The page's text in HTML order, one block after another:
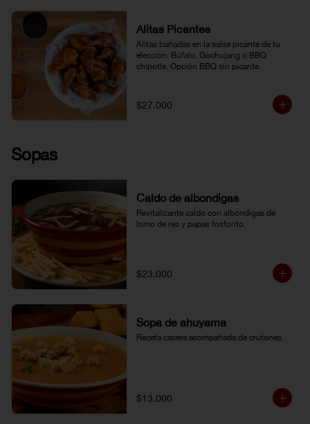
Alitas Picantes
Alitas bañadas en la salsa picante de tu
elección: Búfalo, Gochujang o BBQ
chipotle. Opción BBQ sin picante.
$27.000
Sopas
Caldo de albóndigas
Revitalizante caldo con albóndigas de
lomo de res y papas fosforito.
$23.000
Sopa de ahuyama
Receta casera acompañada de crutones.
$13.000